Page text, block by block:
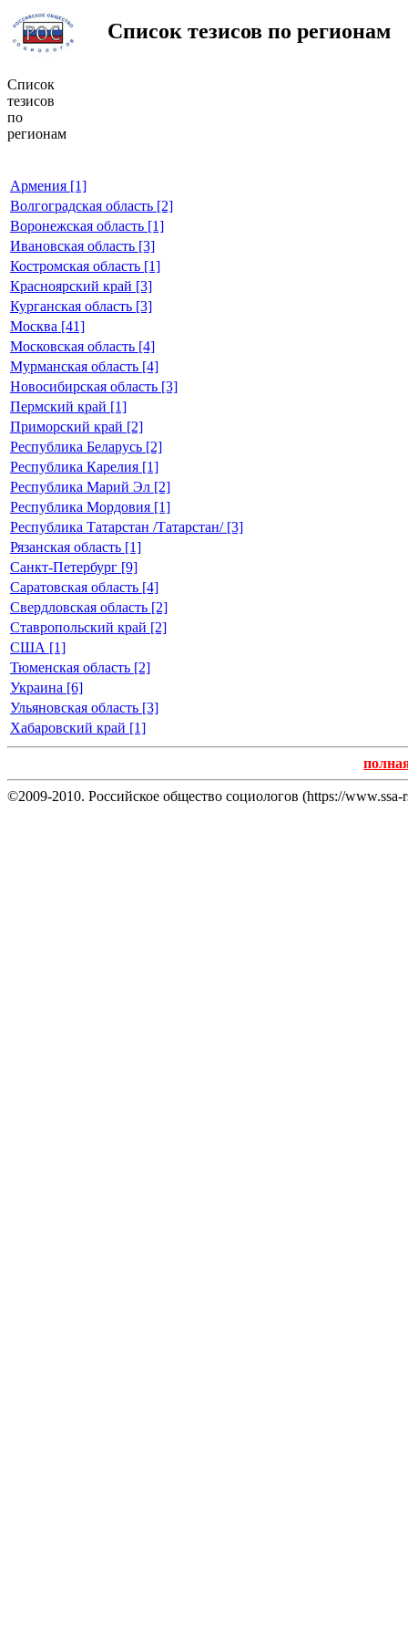
Список тезисов по регионам
Список
тезисов
по
регионам
Армения [1]
Волгоградская область [2]
Воронежская область [1]
Ивановская область [3]
Костромская область [1]
Красноярский край [3]
Курганская область [3]
Москва [41]
Московская область [4]
Мурманская область [4]
Новосибирская область [3]
Пермский край [1]
Приморский край [2]
Республика Беларусь [2]
Республика Карелия [1]
Республика Марий Эл [2]
Республика Мордовия [1]
Республика Татарстан /Татарстан/ [3]
Рязанская область [1]
Санкт-Петербург [9]
Саратовская область [4]
Свердловская область [2]
Ставропольский край [2]
США [1]
Тюменская область [2]
Украина [6]
Ульяновская область [3]
Хабаровский край [1]
©2009-2010. Российское общество социологов (https://www.ssa-